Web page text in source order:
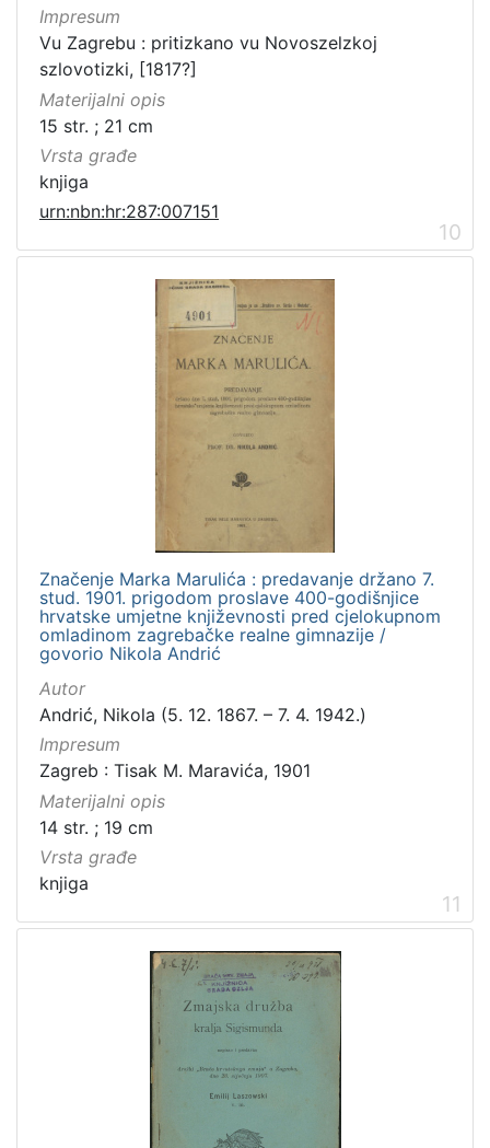
Impresum
Vu Zagrebu : pritizkano vu Novoszelzkoj
szlovotizki, [1817?]
Materijalni opis
15 str. ; 21 cm
Vrsta građe
knjiga
urn:nbn:hr:287:007151
10
Značenje Marka Marulića : predavanje držano 7.
stud. 1901. prigodom proslave 400-godišnjice
hrvatske umjetne književnosti pred cjelokupnom
omladinom zagrebačke realne gimnazije /
govorio Nikola Andrić
Autor
Andrić, Nikola (5. 12. 1867. – 7. 4. 1942.)
Impresum
Zagreb : Tisak M. Maravića, 1901
Materijalni opis
14 str. ; 19 cm
Vrsta građe
knjiga
11